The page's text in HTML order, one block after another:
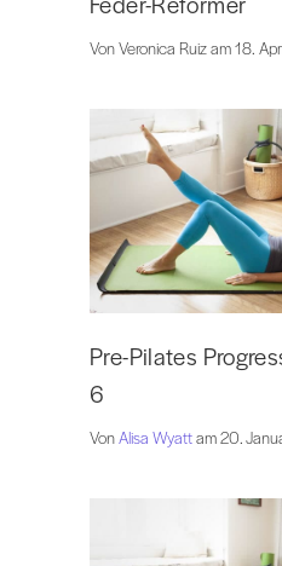
Von Veronica Ruiz am 18.
Pre-Pilates
6
VonAlisa Wyattam 20.